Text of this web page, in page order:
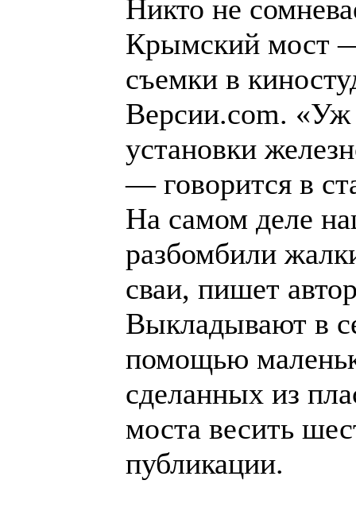
Никто не
Крымский мост
съемки в
Версии.com. «Уж
установки
— говорится в
На самом деле
разбомбили
сваи, пишет
Выкладывают в
помощью
сделанных из
моста весить
публикации.